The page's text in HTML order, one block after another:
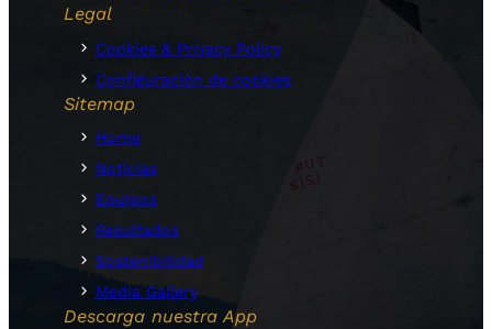
Legal
Cookies & Privacy Policy
Configuración de cookies
Sitemap
Home
Noticias
Equipos
Resultados
Sostenibilidad
Media Gallery
Descarga nuestra App